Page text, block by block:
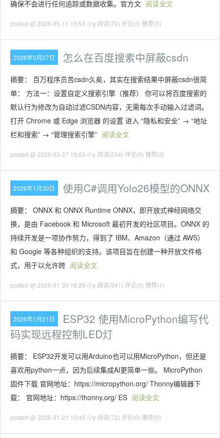
确保不会进行任何追踪或数据收集。官方文 阅读全文
posted @ 2026-05-11 10:53 小y 阅读(73) 评论(0) 推荐(0)
2026年3月27日 怎么在百度搜索中屏蔽csdn
摘要： 百万程序员苦csdn久矣，其实在搜索结果中屏蔽csdn很简
单： 方法一：设置自定义搜索引擎（推荐） 你可以将百度搜索的
默认行为修改为自动过滤CSDN内容，无需每次手动输入过滤词。
打开 ‌Chrome 或 Edge 浏览器‌ 的设置 进入 ‌“隐私和安全” → “地址
栏和搜索” → “管理搜索引擎” 阅读全文
posted @ 2026-03-27 15:03 小y 阅读(234) 评论(0) 推荐(0)
2026年1月30日 使用C#调用Yolo26模型的ONNX
摘要： ONNX 和 ONNX Runtime ONNX，即开放式神经网络交
换，是由 Facebook 和 Microsoft 最初开发的社区项目。ONNX 的
持续开发是一项协作努力，得到了 IBM、Amazon（通过 AWS）
和 Google 等各种组织的支持。该项目旨在创建一种开放文件格
式，用于以允许跨 阅读全文
posted @ 2026-01-30 16:26 小y 阅读(541) 评论(0) 推荐(1)
2026年1月21日
ESP32 使用MicroPython编写代
码实现远程控制LED灯
摘要： ESP32开发可以用Arduino也可以用MicroPython，但还是
喜欢用python一点，因为后续集成AI更简单一些。 MicroPython
固件下载 官网地址：https://micropython.org/ Thonny编辑器下
载： 官网地址：https://thonny.org/ ES 阅读全文
posted @ 2026-01-21 10:45 小y 阅读(72) 评论(0) 推荐(0)